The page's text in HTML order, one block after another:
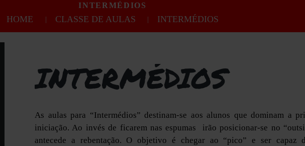
INTERMÉDIOS
HOME CLASSE DE AULAS INTERMÉDIOS
INTERMÉDIOS
As aulas para “Intermédios” destinam-se aos alunos que dominam a
iniciação. Ao invés de ficarem nas espumas irão posicionar-se no
antecede a rebentação. O objetivo é chegar ao “pico” e ser capaz